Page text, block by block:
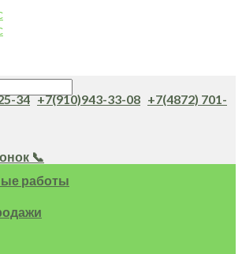
работы
34 +7(910)943-33-08 +7(4872) 701-
📞